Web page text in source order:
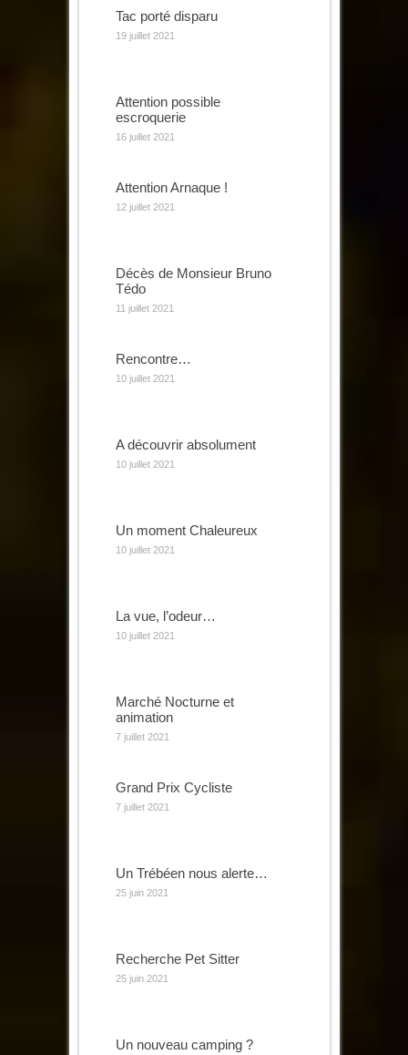
Tac porté disparu
19 juillet 2021
Attention possible
escroquerie
16 juillet 2021
Attention Arnaque !
12 juillet 2021
Décès de Monsieur Bruno
Tédo
11 juillet 2021
Rencontre…
10 juillet 2021
A découvrir absolument
10 juillet 2021
Un moment Chaleureux
10 juillet 2021
La vue, l’odeur…
10 juillet 2021
Marché Nocturne et
animation
7 juillet 2021
Grand Prix Cycliste
7 juillet 2021
Un Trébéen nous alerte…
25 juin 2021
Recherche Pet Sitter
25 juin 2021
Un nouveau camping ?